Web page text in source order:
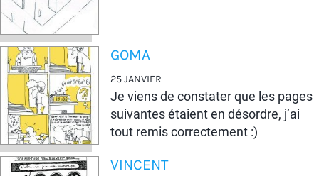
GOMA
25 JANVIER
Je viens de constater que les pages
suivantes étaient en désordre, j’ai
tout remis correctement :)
VINCENT